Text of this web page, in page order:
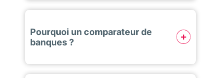
Pourquoi un comparateur de
banques ?